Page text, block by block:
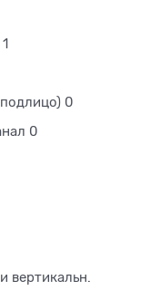
0
0
вертикальн.